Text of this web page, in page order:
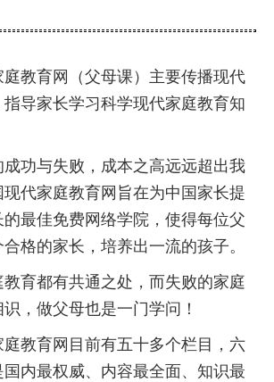
育网（父母课）主要传播现代
导家长学习科学现代家庭教育知
与失败，成本之高远远超出我
代家庭教育网旨在为中国家长提
最佳免费网络学院，使得每位父
格的家长，培养出一流的孩子。
都有共通之处，而失败的家庭
，做父母也是一门学问！
育网目前有五十多个栏目，六
内最权威、内容最全面、知识最